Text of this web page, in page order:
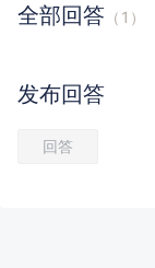
全部回答 （ 1 ）
发布回答
回答